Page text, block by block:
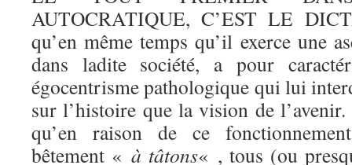
AUTOCRATIQUE, C’EST LE
qu’en même temps qu’il exerce une
dans ladite société, a pour
égocentrisme pathologique qui lui
sur l’histoire que la vision de l’avenir.
qu’en raison de ce
bêtement « à tâtons« , tous (ou